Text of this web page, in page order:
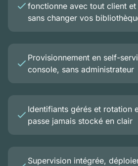
fonctionne avec tout client
sans changer vos
Provisionnement en self-
console, sans administrateur
Identifiants gérés et rotation
passe jamais stocké en clair
Supervision intégrée,